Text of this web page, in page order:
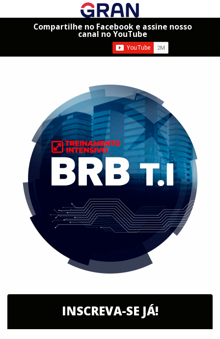
Compartilhe no Facebook e assine nosso
canal no YouTube
INSCREVA-SE JÁ!